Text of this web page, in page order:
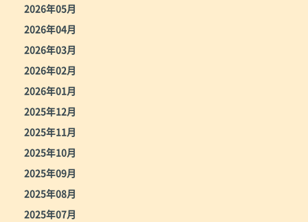
2026年05月
2026年04月
2026年03月
2026年02月
2026年01月
2025年12月
2025年11月
2025年10月
2025年09月
2025年08月
2025年07月